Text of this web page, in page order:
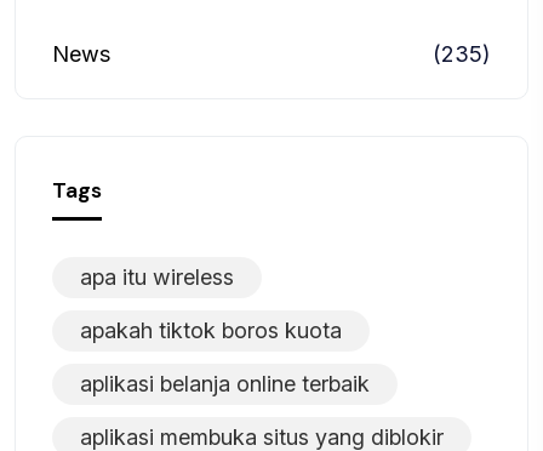
News (235)
Tags
apa itu wireless
apakah tiktok boros kuota
aplikasi belanja online terbaik
aplikasi membuka situs yang diblokir